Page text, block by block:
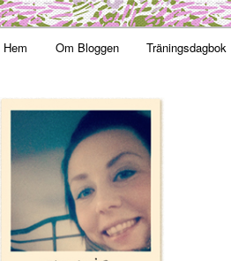
Militärmamman
Skip to primary content
Hem Om Bloggen Träningsdagbok